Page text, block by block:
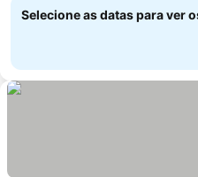
Selecione as datas para ver